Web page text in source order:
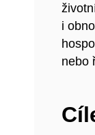
i
nebo